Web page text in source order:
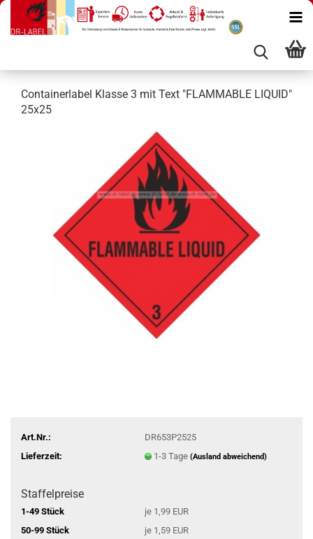
Containerlabel Klasse 3 mit Text "FLAMMABLE LIQUID"
25x25
Art.Nr.:
DR653P2525
Lieferzeit:
1-3 Tage (Ausland abweichend)
Staffelpreise
1-49 Stück
je 1,99 EUR
50-99 Stück
je 1,59 EUR